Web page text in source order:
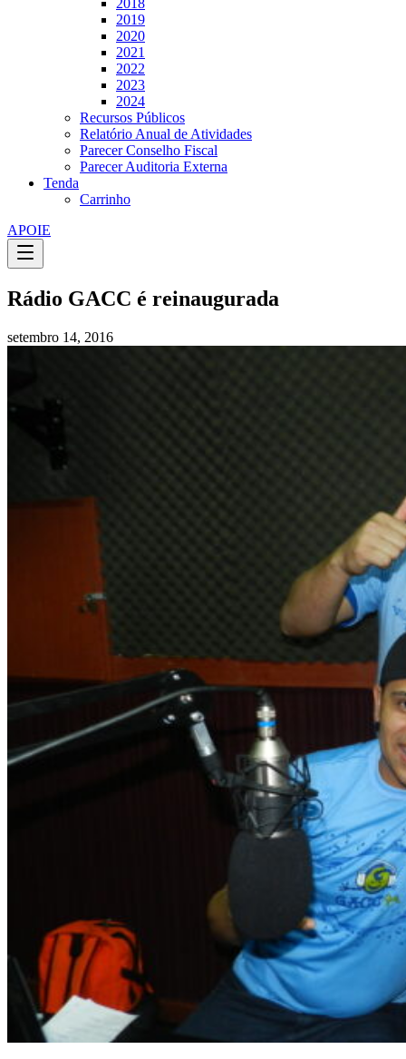
2018
2019
2020
2021
2022
2023
2024
Recursos Públicos
Relatório Anual de Atividades
Parecer Conselho Fiscal
Parecer Auditoria Externa
Tenda
Carrinho
APOIE
Rádio GACC é reinaugurada
setembro 14, 2016